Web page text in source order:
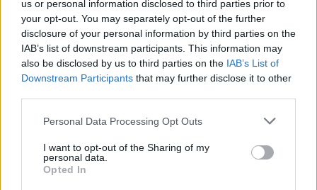
us or personal information disclosed to third parties prior to
your opt-out. You may separately opt-out of the further
disclosure of your personal information by third parties on the
IAB’s list of downstream participants. This information may
also be disclosed by us to third parties on the IAB’s List of
Downstream Participants that may further disclose it to other
Personal Data Processing Opt Outs
I want to opt-out of the Sharing of my
personal data.
Opted In